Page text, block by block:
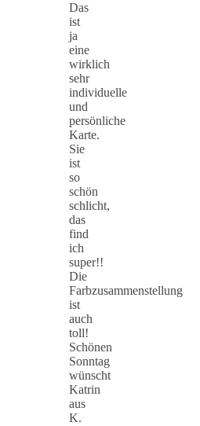
Das
ist
ja
eine
wirklich
sehr
individuelle
und
persönliche
Karte.
Sie
ist
so
schön
schlicht,
das
find
ich
super!!
Die
Farbzusammenstellung
ist
auch
toll!
Schönen
Sonntag
wünscht
Katrin
aus
K.